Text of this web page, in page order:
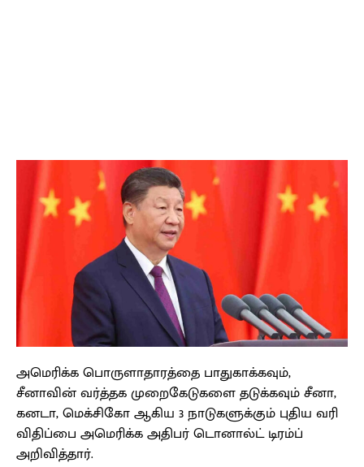
அமெரிக்க பொருளாதாரத்தை பாதுகாக்கவும்,
சீனாவின் வர்த்தக முறைகேடுகளை தடுக்கவும் சீனா,
கனடா, மெக்சிகோ ஆகிய 3 நாடுகளுக்கும் புதிய வரி
விதிப்பை அமெரிக்க அதிபர் டொனால்ட் டிரம்ப்
அறிவித்தார்.